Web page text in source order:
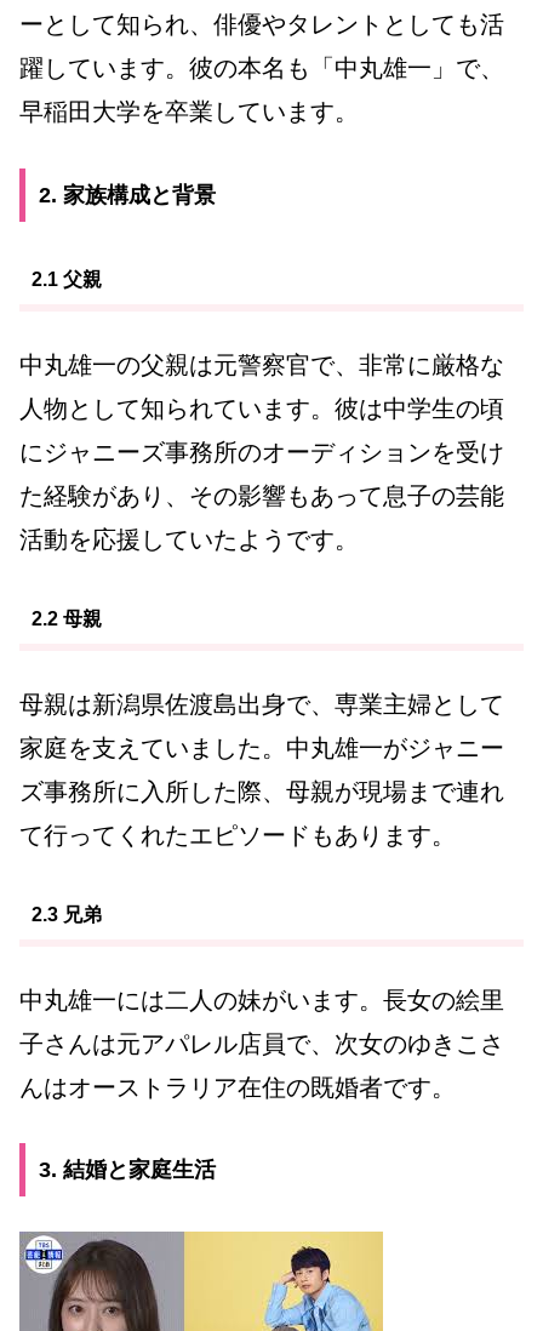
ーとして知られ、俳優やタレントとしても活
躍しています。彼の本名も「中丸雄一」で、
早稲田大学を卒業しています。
2. 家族構成と背景
2.1 父親
中丸雄一の父親は元警察官で、非常に厳格な
人物として知られています。彼は中学生の頃
にジャニーズ事務所のオーディションを受け
た経験があり、その影響もあって息子の芸能
活動を応援していたようです。
2.2 母親
母親は新潟県佐渡島出身で、専業主婦として
家庭を支えていました。中丸雄一がジャニー
ズ事務所に入所した際、母親が現場まで連れ
て行ってくれたエピソードもあります。
2.3 兄弟
中丸雄一には二人の妹がいます。長女の絵里
子さんは元アパレル店員で、次女のゆきこさ
んはオーストラリア在住の既婚者です。
3. 結婚と家庭生活